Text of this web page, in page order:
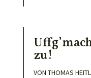
zu!
VON THOMAS